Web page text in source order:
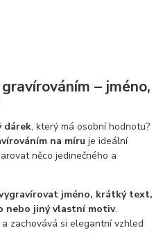
– jméno,
dárek, který má osobní hodnotu?
na míru je ideální
něco jedinečného a
jméno, krátký text,
nebo jiný vlastní motiv.
zachovává si elegantní vzhled